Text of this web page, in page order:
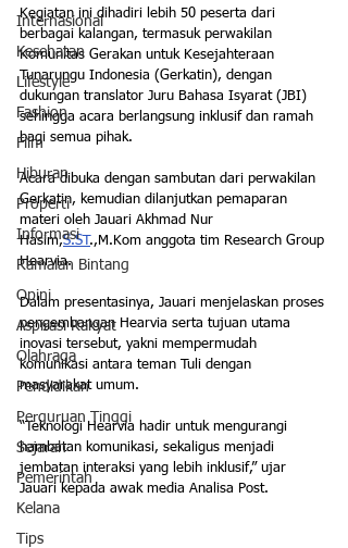
Internasional
Kesehatan
Lifestyle
Fashion
Film
Hiburan
Properti
Informasi
Ramalan Bintang
Opini
Aspirasi Rakyat
Olahraga
Pendidikan
Perguruan Tinggi
Sejarah
Pemerintah
Kelana
Tips
Kegiatan ini dihadiri lebih 50 peserta dari
berbagai kalangan, termasuk perwakilan
Komunitas Gerakan untuk Kesejahteraan
Tunarungu Indonesia (Gerkatin), dengan
dukungan translator Juru Bahasa Isyarat (JBI)
sehingga acara berlangsung inklusif dan ramah
bagi semua pihak.
Acara dibuka dengan sambutan dari perwakilan
Gerkatin, kemudian dilanjutkan pemaparan
materi oleh Jauari Akhmad Nur
Hasim,S.ST.,M.Kom anggota tim Research Group
Hearvia.
Dalam presentasinya, Jauari menjelaskan proses
pengembangan Hearvia serta tujuan utama
inovasi tersebut, yakni mempermudah
komunikasi antara teman Tuli dengan
masyarakat umum.
“Teknologi Hearvia hadir untuk mengurangi
hambatan komunikasi, sekaligus menjadi
jembatan interaksi yang lebih inklusif,” ujar
Jauari kepada awak media Analisa Post.